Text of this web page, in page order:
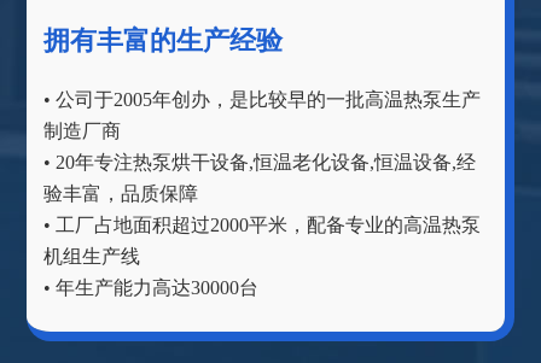
拥有丰富的生产经验
• 公司于2005年创办，是比较早的一批高温热泵生产
制造厂商
• 20年专注热泵烘干设备,恒温老化设备,恒温设备,经
验丰富，品质保障
• 工厂占地面积超过2000平米，配备专业的高温热泵
机组生产线
• 年生产能力高达30000台